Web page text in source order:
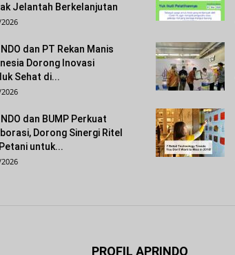
Jelantah Berkelanjutan
dan PT Rekan Manis
Dorong Inovasi
Sehat di...
dan BUMP Perkuat
Dorong Sinergi Ritel
untuk...
PROFIL APRINDO